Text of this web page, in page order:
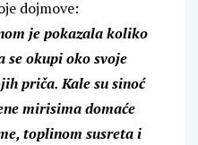
dojmove:
je pokazala koliko
se okupi oko svoje
priča. Kale su sinoć
mirisima domaće
toplinom susreta i